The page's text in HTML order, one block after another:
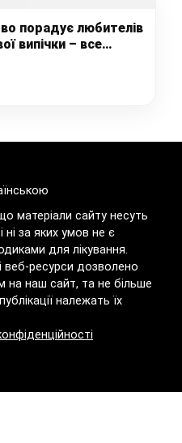
порадує любителів
випічки – все
і так смачно
матеріали сайту несуть
за яких умов не є
для лікування.
веб-ресурси дозволено
на наш сайт, та не більше
належать їх